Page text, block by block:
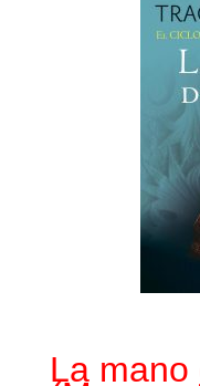
La mano